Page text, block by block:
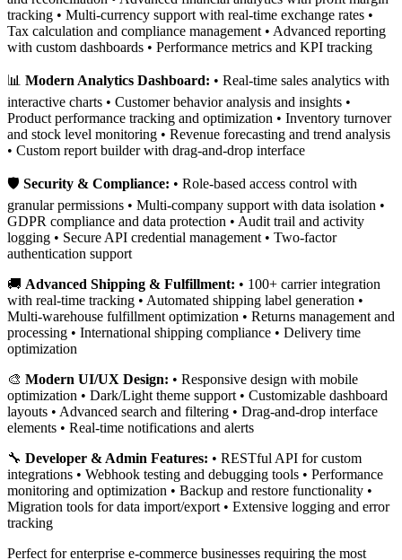
tracking • Multi-currency support with real-time exchange rates •
Tax calculation and compliance management • Advanced reporting
with custom dashboards • Performance metrics and KPI tracking
📊 Modern Analytics Dashboard: • Real-time sales analytics with
interactive charts • Customer behavior analysis and insights •
Product performance tracking and optimization • Inventory turnover
and stock level monitoring • Revenue forecasting and trend analysis
• Custom report builder with drag-and-drop interface
🛡️ Security & Compliance: • Role-based access control with
granular permissions • Multi-company support with data isolation •
GDPR compliance and data protection • Audit trail and activity
logging • Secure API credential management • Two-factor
authentication support
🚚 Advanced Shipping & Fulfillment: • 100+ carrier integration
with real-time tracking • Automated shipping label generation •
Multi-warehouse fulfillment optimization • Returns management and
processing • International shipping compliance • Delivery time
optimization
🎨 Modern UI/UX Design: • Responsive design with mobile
optimization • Dark/Light theme support • Customizable dashboard
layouts • Advanced search and filtering • Drag-and-drop interface
elements • Real-time notifications and alerts
🔧 Developer & Admin Features: • RESTful API for custom
integrations • Webhook testing and debugging tools • Performance
monitoring and optimization • Backup and restore functionality •
Migration tools for data import/export • Extensive logging and error
tracking
Perfect for enterprise e-commerce businesses requiring the most